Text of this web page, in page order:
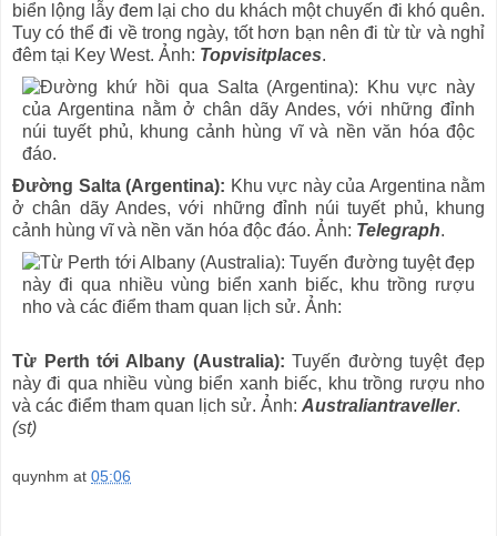
biển lộng lẫy đem lại cho du khách một chuyến đi khó quên.
Tuy có thể đi về trong ngày, tốt hơn bạn nên đi từ từ và nghỉ
đêm tại Key West. Ảnh: Topvisitplaces.
Đường Salta (Argentina): Khu vực này của Argentina nằm
ở chân dãy Andes, với những đỉnh núi tuyết phủ, khung
cảnh hùng vĩ và nền văn hóa độc đáo. Ảnh: Telegraph.
Từ Perth tới Albany (Australia): Tuyến đường tuyệt đẹp
này đi qua nhiều vùng biển xanh biếc, khu trồng rượu nho
và các điểm tham quan lịch sử. Ảnh: Australiantraveller.
(st)
quynhm at 05:06